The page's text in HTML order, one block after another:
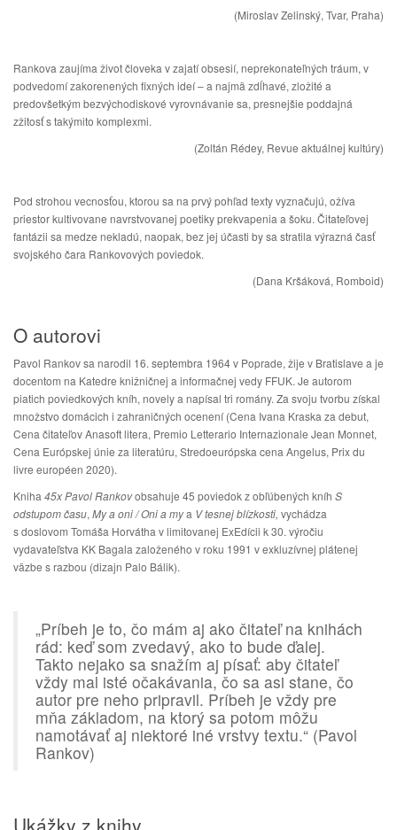
(Miroslav Zelinský, Tvar, Praha)
Rankova zaujíma život človeka v zajatí obsesií, neprekonateľných tráum, v
podvedomí zakorenených fixných ideí – a najmä zdĺhavé, zložité a
predovšetkým bezvýchodiskové vyrovnávanie sa, presnejšie poddajná
zžitosť s takýmito komplexmi.
(Zoltán Rédey, Revue aktuálnej kultúry)
Pod strohou vecnosťou, ktorou sa na prvý pohľad texty vyznačujú, ožíva
priestor kultivovane navrstvovanej poetiky prekvapenia a šoku. Čitateľovej
fantázii sa medze nekladú, naopak, bez jej účasti by sa stratila výrazná časť
svojského čara Rankovových poviedok.
(Dana Kršáková, Romboid)
O autorovi
Pavol Rankov sa narodil 16. septembra 1964 v Poprade, žije v Bratislave a je
docentom na Katedre knižničnej a informačnej vedy FFUK. Je autorom
piatich poviedkových kníh, novely a napísal tri romány. Za svoju tvorbu získal
množstvo domácich i zahraničných ocenení (Cena Ivana Kraska za debut,
Cena čitateľov Anasoft litera, Premio Letterario Internazionale Jean Monnet,
Cena Európskej únie za literatúru, Stredoeurópska cena Angelus, Prix du
livre européen 2020).
Kniha 45x Pavol Rankovobsahuje 45 poviedok z obľúbených kníh S
odstupom času, My a oni / Oni a mya V tesnej blízkosti, vychádza
s doslovom Tomáša Horvátha v limitovanej ExEdícii k 30. výročiu
vydavateľstva KK Bagala založeného v roku 1991 v exkluzívnej plátenej
väzbe s razbou (dizajn Palo Bálik).
„Príbeh je to, čo mám aj ako čitateľ na knihách
rád: keď som zvedavý, ako to bude ďalej.
Takto nejako sa snažím aj písať: aby čitateľ
vždy mal isté očakávania, čo sa asi stane, čo
autor pre neho pripravil. Príbeh je vždy pre
mňa základom, na ktorý sa potom môžu
namotávať aj niektoré iné vrstvy textu.“ (Pavol
Rankov)
Ukážky z knihy